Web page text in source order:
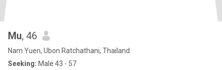
Mu, 46
Nam Yuen, Ubon Ratchathani, Thailand
Seeking: Male 43 - 57